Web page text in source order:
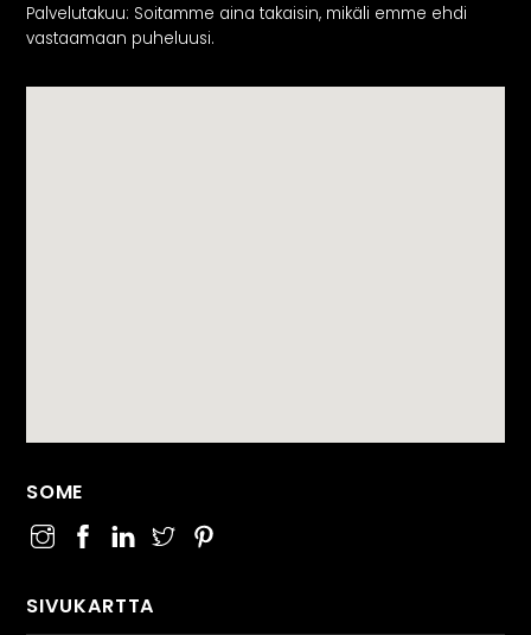
Palvelutakuu: Soitamme aina takaisin, mikäli emme ehdi
vastaamaan puheluusi.
SOME
SIVUKARTTA